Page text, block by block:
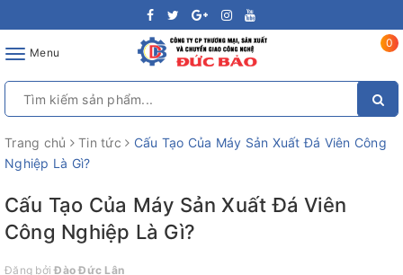
ToggleMenu
0
Trang chủ Tin tức
Cấu Tạo Của Máy Sản Xuất Đá Viên Công
Nghiệp Là Gì?
Cấu Tạo Của Máy Sản Xuất Đá Viên
Công Nghiệp Là Gì?
Đăng bởiĐào Đức Lân